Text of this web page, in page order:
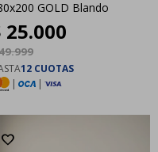
GOLD Blando
25.000
12 CUOTAS
|
|